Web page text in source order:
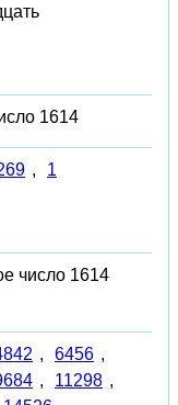
1614
, 1
число 1614
, 6456 ,
, 11298 ,